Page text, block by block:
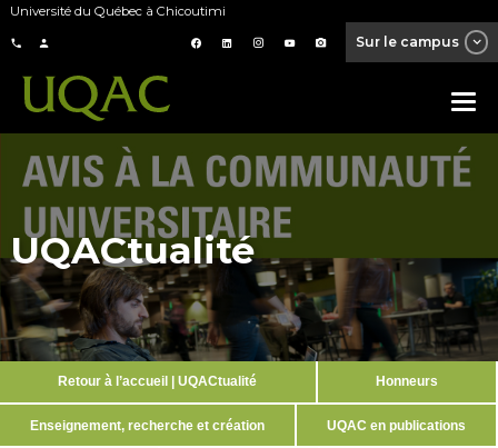
Université du Québec à Chicoutimi
Sur le campus
UQACtualité
Retour à l’accueil | UQACtualité Honneurs
Enseignement, recherche et création UQAC en publications